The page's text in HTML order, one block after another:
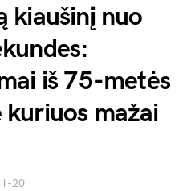
kiaušinį nuo
iš 75-metės
mažai
20